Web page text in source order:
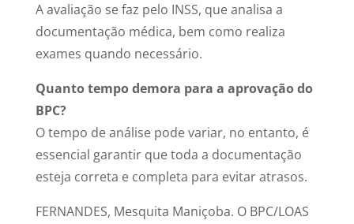
A avaliação se faz pelo INSS, que analisa a
documentação médica, bem como realiza
exames quando necessário.
Quanto tempo demora para a aprovação do
BPC?
O tempo de análise pode variar, no entanto, é
essencial garantir que toda a documentação
esteja correta e completa para evitar atrasos.
FERNANDES, Mesquita Maniçoba. O BPC/LOAS